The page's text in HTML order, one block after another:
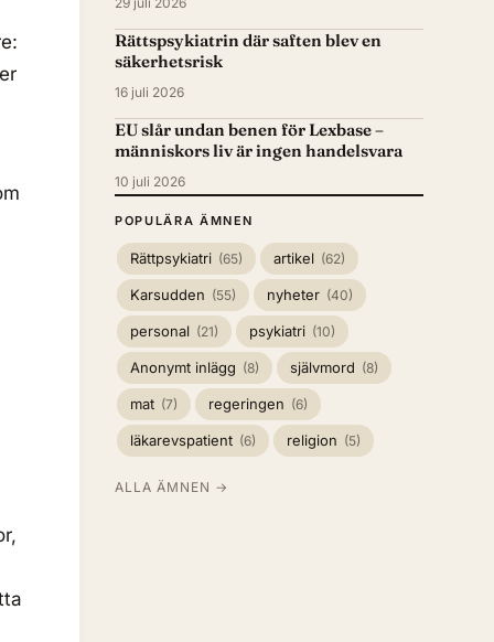
Rättspsykiatrin där saften blev en
säkerhetsrisk
16 juli 2026
EU slår undan benen för Lexbase –
människors liv är ingen handelsvara
10 juli 2026
POPULÄRA ÄMNEN
Rättpsykiatri (65) artikel (62)
Karsudden (55) nyheter (40)
personal (21) psykiatri (10)
Anonymt inlägg (8) självmord (8)
mat (7) regeringen (6)
läkarevspatient (6) religion (5)
ALLA ÄMNEN →